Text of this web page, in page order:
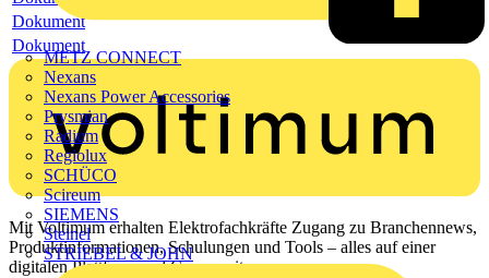
METZ CONNECT
Nexans
Nexans Power Accessories
Prysmian
Radium
Regiolux
SCHÜCO
Scireum
SIEMENS
Steinel
STRIEBEL & JOHN
Dokument
Dokument
Mit Voltimum erhalten Elektrofachkräfte Zugang zu Branchennews,
Produktinformationen, Schulungen und Tools – alles auf einer
digitalen Plattform und Community.